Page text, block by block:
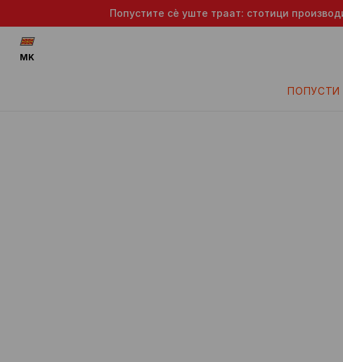
Попустите сè уште траат: стотици
ПОПУСТИ
MK